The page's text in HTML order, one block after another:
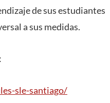
de sus estudiantes
a sus medidas.
sle-santiago/